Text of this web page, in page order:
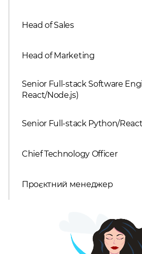
Head of Sales
Head of Marketing
Senior Full-stack Software
React/Node.js)
Senior Full-stack Python/
Chief Technology Officer
Проєктний менеджер